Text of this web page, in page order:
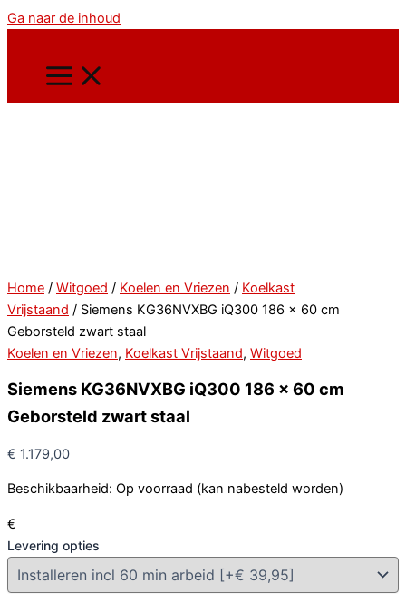
Ga naar de inhoud
Home / Witgoed / Koelen en Vriezen / Koelkast
Vrijstaand / Siemens KG36NVXBG iQ300 186 x 60 cm
Geborsteld zwart staal
Koelen en Vriezen, Koelkast Vrijstaand, Witgoed
Siemens KG36NVXBG iQ300 186 x 60 cm
Geborsteld zwart staal
€ 1.179,00
Beschikbaarheid: Op voorraad (kan nabesteld worden)
€
Levering opties